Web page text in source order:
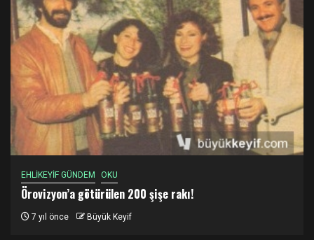
EHLİKEYİF GÜNDEM OKU
Örovizyon’a götürülen 200 şişe rakı!
7 yıl önce Büyük Keyif